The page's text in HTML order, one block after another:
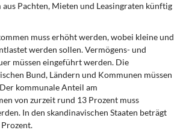
Pachten, Mieten und Leasingraten künftig
muss erhöht werden, wobei kleine und
werden sollen. Vermögens- und
müssen eingeführt werden. Die
Bund, Ländern und Kommunen müssen
kommunale Anteil am
von zurzeit rund 13 Prozent muss
In den skandinavischen Staaten beträgt